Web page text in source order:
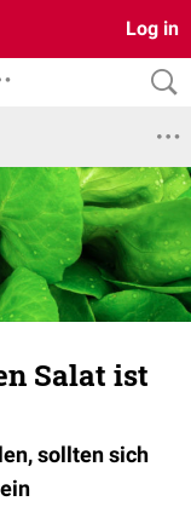
Log in
Salat ist
sollten sich